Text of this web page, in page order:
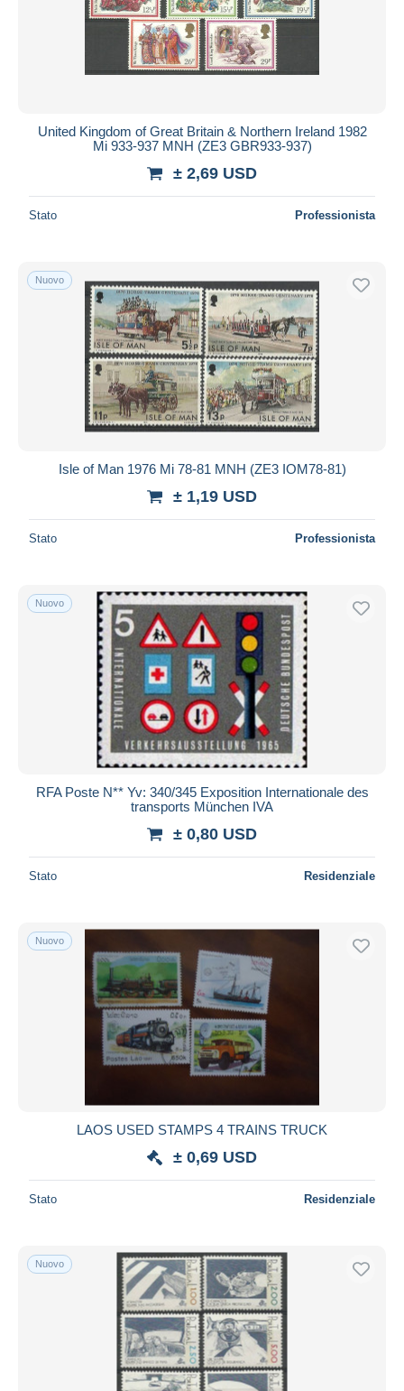
United Kingdom of Great Britain & Northern Ireland 1982
Mi 933-937 MNH (ZE3 GBR933-937)
± 2,69 USD
Stato Professionista
Nuovo
Isle of Man 1976 Mi 78-81 MNH (ZE3 IOM78-81)
± 1,19 USD
Stato Professionista
Nuovo
RFA Poste N** Yv: 340/345 Exposition Internationale des
transports München IVA
± 0,80 USD
Stato Residenziale
Nuovo
LAOS USED STAMPS 4 TRAINS TRUCK
± 0,69 USD
Stato Residenziale
Nuovo